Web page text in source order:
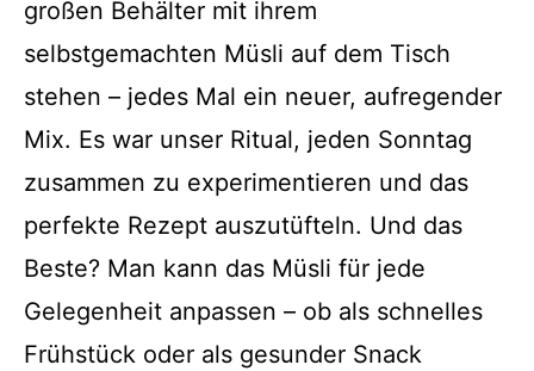
großen Behälter mit ihrem
selbstgemachten Müsli auf dem Tisch
stehen – jedes Mal ein neuer, aufregender
Mix. Es war unser Ritual, jeden Sonntag
zusammen zu experimentieren und das
perfekte Rezept auszutüfteln. Und das
Beste? Man kann das Müsli für jede
Gelegenheit anpassen – ob als schnelles
Frühstück oder als gesunder Snack